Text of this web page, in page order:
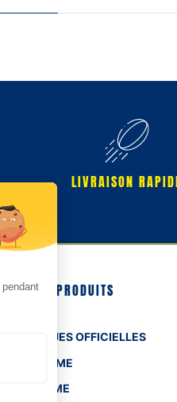
LIVRAISON
NOS PRODUITS
TENUES OFFICIELLES
HOMME
FEMME